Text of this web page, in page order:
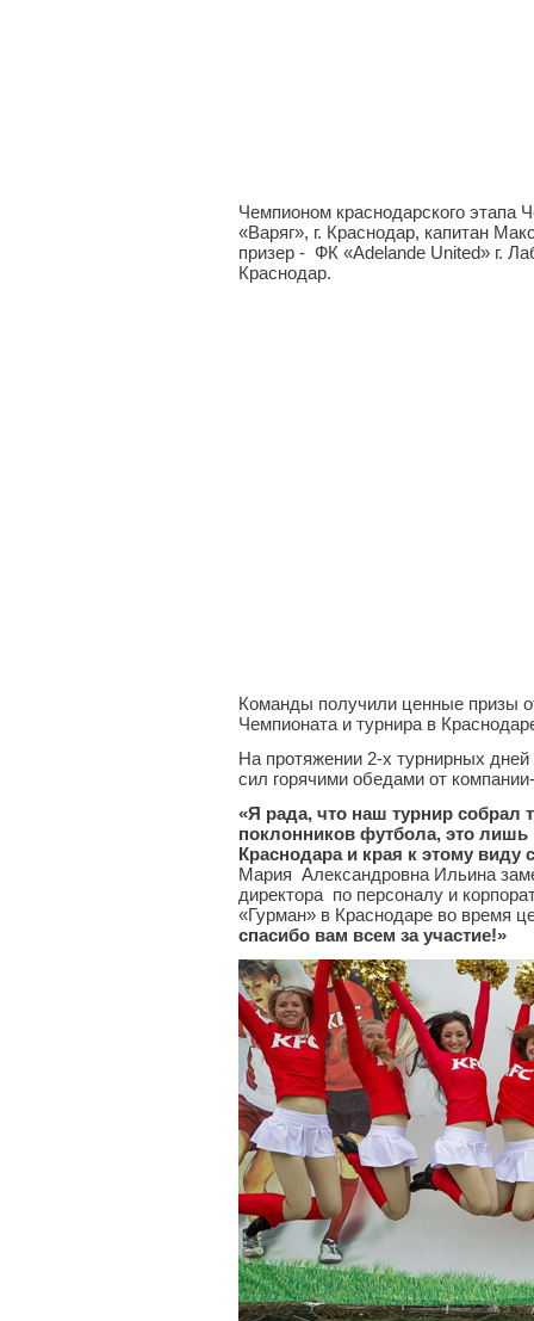
Чемпионом краснодарского этапа
«Варяг», г. Краснодар, капитан
призер - ФК «Adelande United» г.
Краснодар.
Команды получили ценные призы
Чемпионата и турнира в
На протяжении 2-х турнирных
сил горячими обедами от
«Я рада, что наш турнир собрал
поклонников футбола, это
Краснодара и края к этому виду
Мария Александровна Ильина
директора по персоналу и
«Гурман» в Краснодаре во время
спасибо вам всем за участие!»